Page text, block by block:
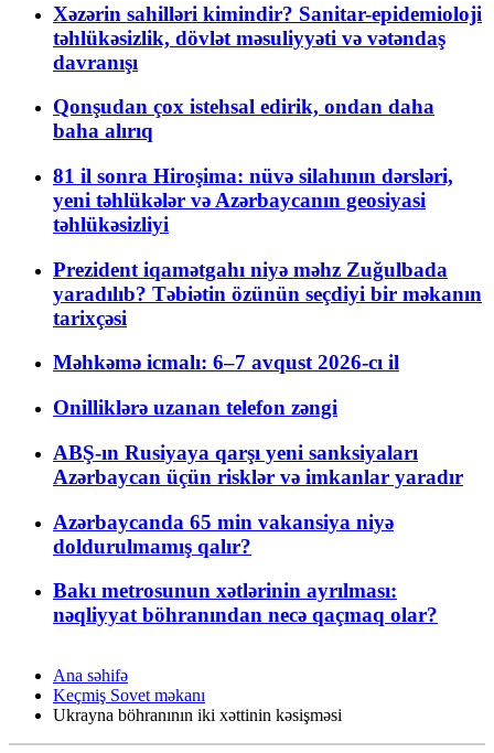
Xəzərin sahilləri kimindir? Sanitar-epidemioloji
təhlükəsizlik, dövlət məsuliyyəti və vətəndaş
davranışı
Qonşudan çox istehsal edirik, ondan daha
baha alırıq
81 il sonra Hiroşima: nüvə silahının dərsləri,
yeni təhlükələr və Azərbaycanın geosiyasi
təhlükəsizliyi
Prezident iqamətgahı niyə məhz Zuğulbada
yaradılıb? Təbiətin özünün seçdiyi bir məkanın
tarixçəsi
Məhkəmə icmalı: 6–7 avqust 2026-cı il
Onilliklərə uzanan telefon zəngi
ABŞ-ın Rusiyaya qarşı yeni sanksiyaları
Azərbaycan üçün risklər və imkanlar yaradır
Azərbaycanda 65 min vakansiya niyə
doldurulmamış qalır?
Bakı metrosunun xətlərinin ayrılması:
nəqliyyat böhranından necə qaçmaq olar?
Ana səhifə
Keçmiş Sovet məkanı
Ukrayna böhranının iki xəttinin kəsişməsi